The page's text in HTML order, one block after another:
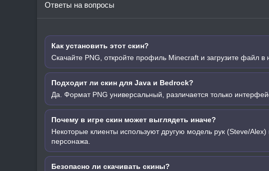
Ответы на вопросы
Как установить этот скин?
Скачайте PNG, откройте профиль Minecraft и загрузите файл в
Подходит ли скин для Java и Bedrock?
Да. Формат PNG универсальный, различается только интерфейс
Почему в игре скин может выглядеть иначе?
Некоторые клиенты используют другую модель рук (Steve/
персонажа.
Безопасно ли скачивать скины?